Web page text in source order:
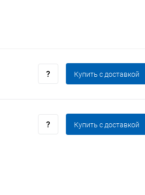
Купить c доставкой
Купить c доставкой